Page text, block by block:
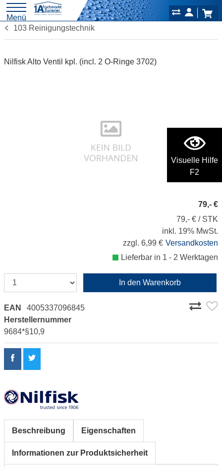
Visuelle Hilfe
F2
Menü
103 Reinigungstechnik
Nilfisk Alto Ventil kpl. (incl. 2 O-Ringe 3702)
79,- €
79,- € / STK
inkl. 19% MwSt.
zzgl. 6,99 € Versandkosten
Lieferbar in 1 - 2 Werktagen
In den Warenkorb
EAN
4005337096845
Herstellernummer
9684*§10,9
Beschreibung Eigenschaften
Informationen zur Produktsicherheit